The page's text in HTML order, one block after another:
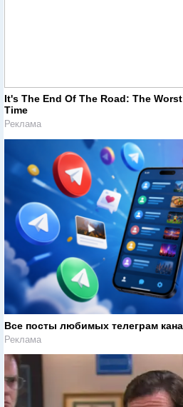
It's The End Of The Road: The
Time
Реклама
Все посты любимых телеграм
Реклама